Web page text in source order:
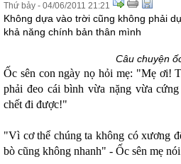
Thứ bảy - 04/06/2011 21:21
Không dựa vào trời cũng không phải
khả năng chính bản thân mình
Câu chuyện
Ốc sên con ngày nọ hỏi mẹ: "Mẹ ơi!
phải đeo cái bình vừa nặng vừa
chết đi được!"
"Vì cơ thể chúng ta không có xương
bò cũng không nhanh" - Ốc sên mẹ